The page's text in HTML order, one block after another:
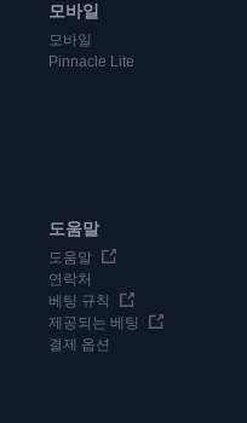
모바일
모바일
Pinnacle Lite
도움말
도움말
연락처
베팅 규칙
제공되는 베팅
결제 옵션